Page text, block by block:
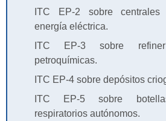
ITC EP-2 sobre centrales
energía eléctrica.
ITC EP-3 sobre
petroquímicas.
ITC EP-4 sobre depósitos
ITC EP-5 sobre
respiratorios autónomos.